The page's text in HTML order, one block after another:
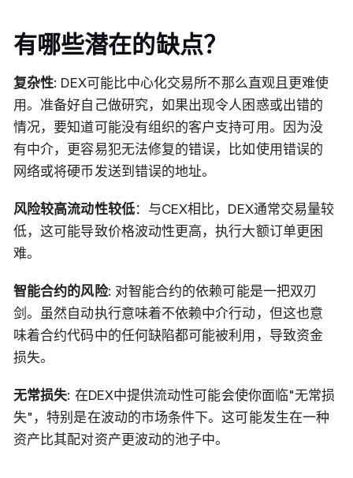
有哪些潜在的缺点？
复杂性: DEX可能比中心化交易所不那么直观且更难使
用。准备好自己做研究，如果出现令人困惑或出错的
情况，要知道可能没有组织的客户支持可用。因为没
有中介，更容易犯无法修复的错误，比如使用错误的
网络或将硬币发送到错误的地址。
风险较高流动性较低：与CEX相比，DEX通常交易量较
低，这可能导致价格波动性更高，执行大额订单更困
难。
智能合约的风险: 对智能合约的依赖可能是一把双刃
剑。虽然自动执行意味着不依赖中介行动，但这也意
味着合约代码中的任何缺陷都可能被利用，导致资金
损失。
无常损失: 在DEX中提供流动性可能会使你面临"无常损
失"，特别是在波动的市场条件下。这可能发生在一种
资产比其配对资产更波动的池子中。